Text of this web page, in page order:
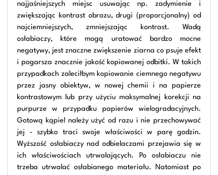
najjaśniejszych miejsc usuwając np. zadymienie i
zwiększając kontrast obrazu, drugi (proporcjonalny) od
najciemniejszych, zmniejszając kontrast. Wadą
osłabiaczy, które mogą uratować bardzo mocne
negatywy, jest znaczne zwiększenie ziarna co psuje efekt
i pogarsza znacznie jakość kopiowanej odbitki. W takich
przypadkach zaleciłbym kopiowanie ciemnego negatywu
przez jasny obiektyw, w nowej chemii i na papierze
kontrastowym lub przy użyciu maksymalnej korekcji na
purpurze w przypadku papierów wielogradacyjnych.
Gotową kąpiel należy użyć od razu i nie przechowywać
jej - szybko traci swoje właściwości w parę godzin.
Wyższość osłabiaczy nad odbielaczami przejawia się w
ich właściwościach utrwalających. Po osłabiaczu nie
trzeba utrwalać osłabianego materiału. Natomiast po